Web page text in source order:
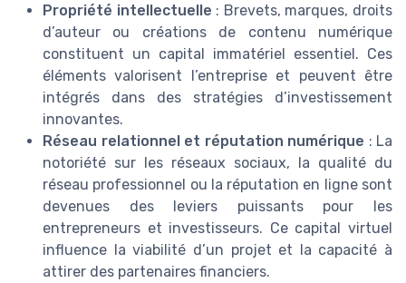
Propriété intellectuelle : Brevets, marques, droits
d’auteur ou créations de contenu numérique
constituent un capital immatériel essentiel. Ces
éléments valorisent l’entreprise et peuvent être
intégrés dans des stratégies d’investissement
innovantes.
Réseau relationnel et réputation numérique : La
notoriété sur les réseaux sociaux, la qualité du
réseau professionnel ou la réputation en ligne sont
devenues des leviers puissants pour les
entrepreneurs et investisseurs. Ce capital virtuel
influence la viabilité d’un projet et la capacité à
attirer des partenaires financiers.